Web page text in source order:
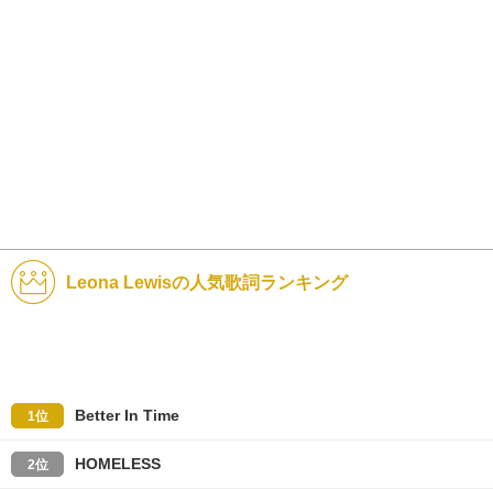
Leona Lewisの人気歌詞ランキング
1位 Better In Time
2位 HOMELESS